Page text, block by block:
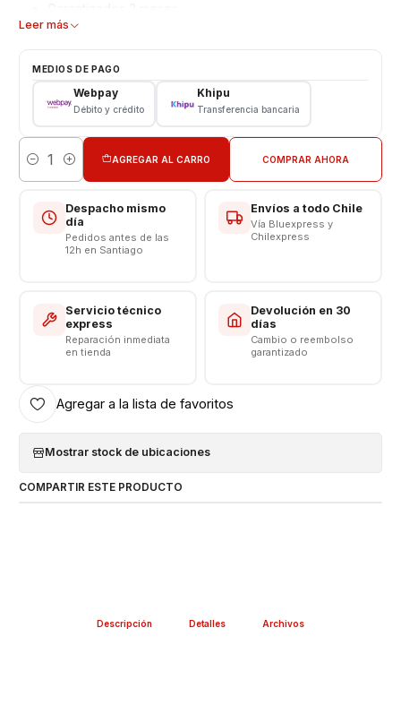
Pantalla Sony
Tipo: LCD + Touch
Color: Negro
VALOR DE PANTALLA INSTALADA
Somos VENTAS ELECTRONICAS
Leer más
MEDIOS DE PAGO
Webpay
Débito y crédito
Khipu
Transferencia bancaria
Cantidad
AGREGAR AL CARRO COMPRAR AHORA
Despacho mismo
día
Pedidos antes de las
12h en Santiago
Envíos a todo Chile
Vía Bluexpress y
Chilexpress
Servicio técnico
express
Reparación inmediata
en tienda
Devolución en 30
días
Cambio o reembolso
garantizado
Agregar a la lista de favoritos
Mostrar stock de ubicaciones
COMPARTIR ESTE PRODUCTO
Descripción Detalles Archivos